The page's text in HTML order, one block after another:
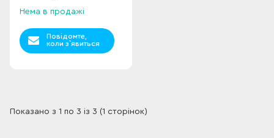
Нема в продажі
Повідомте,
коли з`явиться
Показано з 1 по 3 із 3 (1 сторінок)